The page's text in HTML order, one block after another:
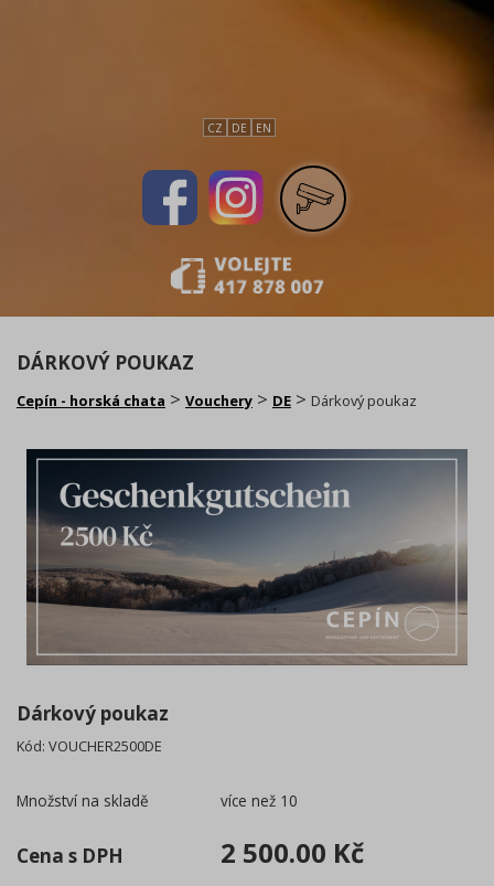
CZ DE EN
DÁRKOVÝ POUKAZ
Cepín - horská chata > Vouchery > DE > Dárkový poukaz
Dárkový poukaz
Kód: VOUCHER2500DE
Množství na skladě více než 10
Cena s DPH 2 500.00 Kč